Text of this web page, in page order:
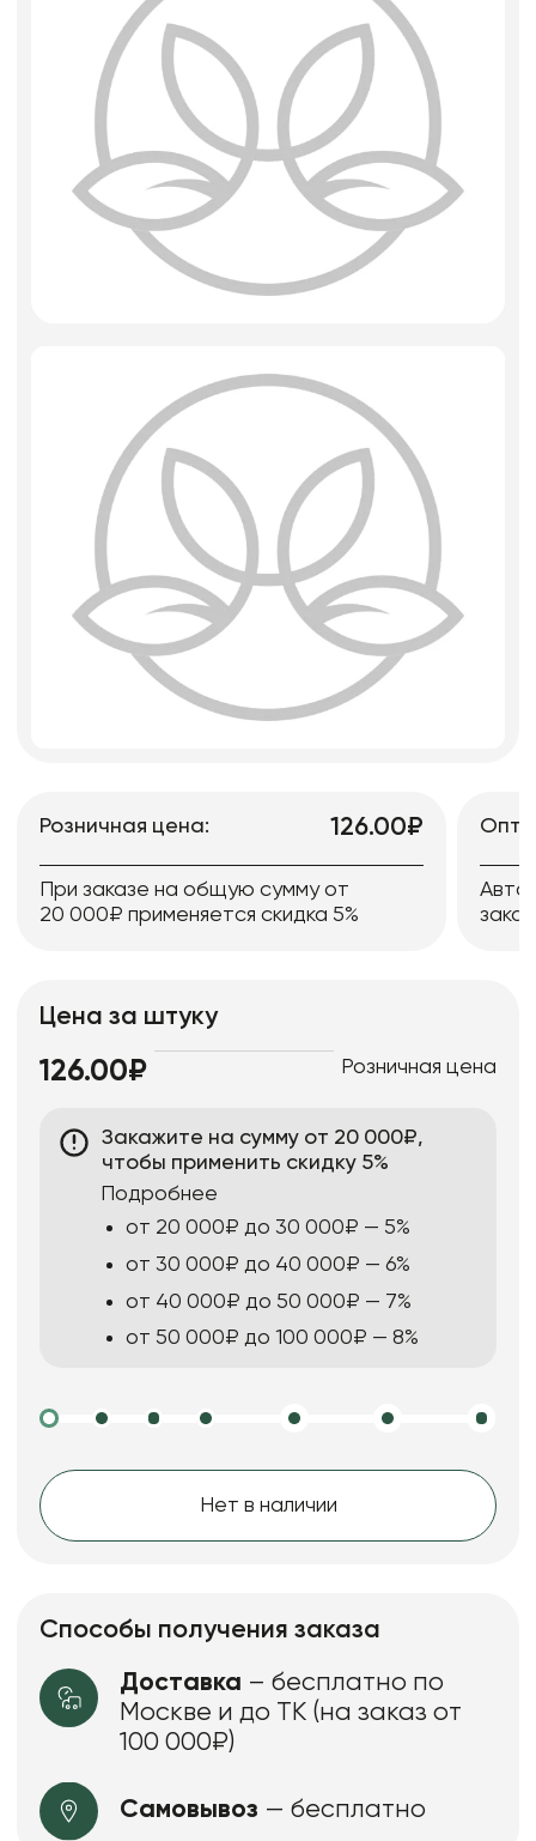
Игрушки мягкие
Сухоцветы
Розничная цена: 126.00₽
При заказе на общую сумму от
20 000₽ применяется скидка 5%
Цена за штуку
126.00₽ Розничная цена
Закажите на сумму от 20 000₽,
чтобы применить скидку 5%
Подробнее
от 20 000₽ до 30 000₽ — 5%
от 30 000₽ до 40 000₽ — 6%
от 40 000₽ до 50 000₽ — 7%
от 50 000₽ до 100 000₽ — 8%
Нет в наличии
Способы получения заказа
Доставка – бесплатно по
Москве и до ТК (на заказ от
100 000₽)
Самовывоз — бесплатно